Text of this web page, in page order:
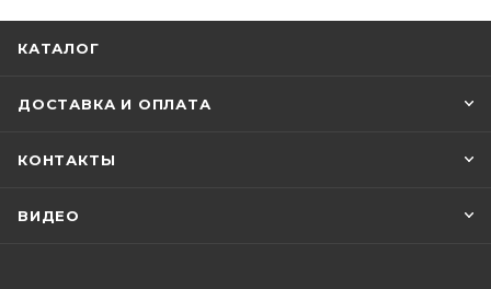
КАТАЛОГ
ДОСТАВКА И ОПЛАТА
КОНТАКТЫ
ВИДЕО